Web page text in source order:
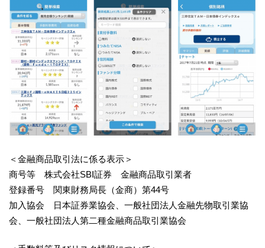
＜金融商品取引法に係る表示＞
商号等 株式会社SBI証券 金融商品取引業者
登録番号 関東財務局長（金商）第44号
加入協会 日本証券業協会、一般社団法人金融先物取引業協
会、一般社団法人第二種金融商品取引業協会